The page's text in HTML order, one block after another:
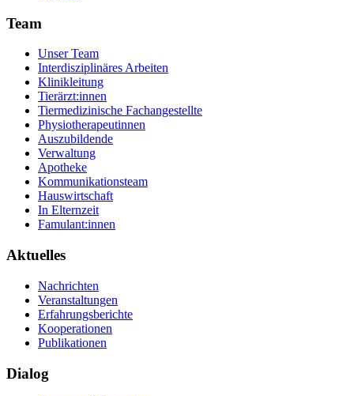
Team
Unser Team
Interdisziplinäres Arbeiten
Klinikleitung
Tierärzt:innen
Tiermedizinische Fachangestellte
Physiotherapeutinnen
Auszubildende
Verwaltung
Apotheke
Kommunikationsteam
Hauswirtschaft
In Elternzeit
Famulant:innen
Aktuelles
Nachrichten
Veranstaltungen
Erfahrungsberichte
Kooperationen
Publikationen
Dialog